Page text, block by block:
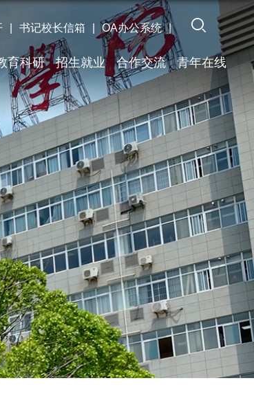
书记校长信箱 OA办公系统 |
育科研 招生就业 合作交流 青年在线